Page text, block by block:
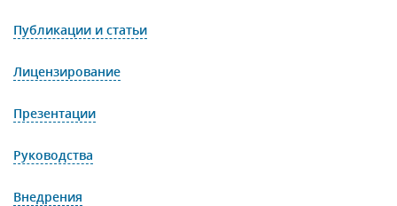
Публикации и статьи
Лицензирование
Презентации
Руководства
Внедрения